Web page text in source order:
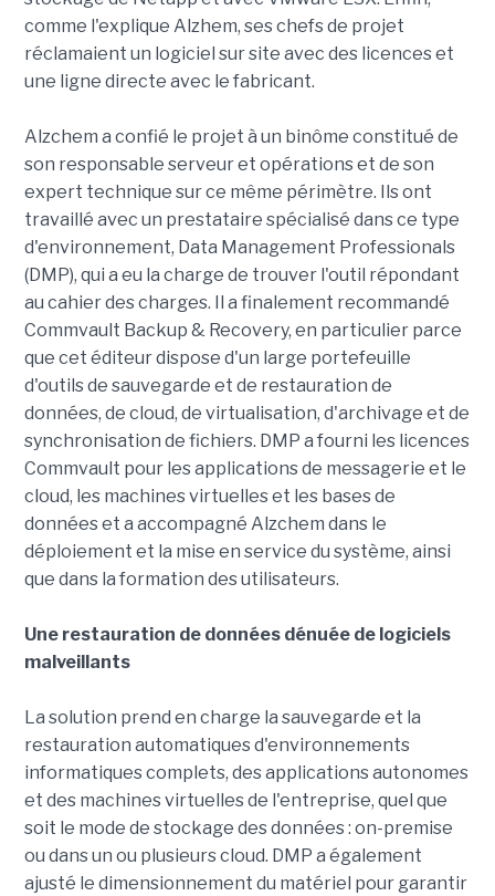
comme l'explique Alzhem, ses chefs de projet
réclamaient un logiciel sur site avec des licences et
une ligne directe avec le fabricant.
Alzchem a confié le projet à un binôme constitué de
son responsable serveur et opérations et de son
expert technique sur ce même périmètre. Ils ont
travaillé avec un prestataire spécialisé dans ce type
d'environnement, Data Management Professionals
(DMP), qui a eu la charge de trouver l'outil répondant
au cahier des charges. Il a finalement recommandé
Commvault Backup & Recovery, en particulier parce
que cet éditeur dispose d'un large portefeuille
d'outils de sauvegarde et de restauration de
données, de cloud, de virtualisation, d'archivage et de
synchronisation de fichiers. DMP a fourni les licences
Commvault pour les applications de messagerie et le
cloud, les machines virtuelles et les bases de
données et a accompagné Alzchem dans le
déploiement et la mise en service du système, ainsi
que dans la formation des utilisateurs.
Une restauration de données dénuée de logiciels
malveillants
La solution prend en charge la sauvegarde et la
restauration automatiques d'environnements
informatiques complets, des applications autonomes
et des machines virtuelles de l'entreprise, quel que
soit le mode de stockage des données : on-premise
ou dans un ou plusieurs cloud. DMP a également
ajusté le dimensionnement du matériel pour garantir